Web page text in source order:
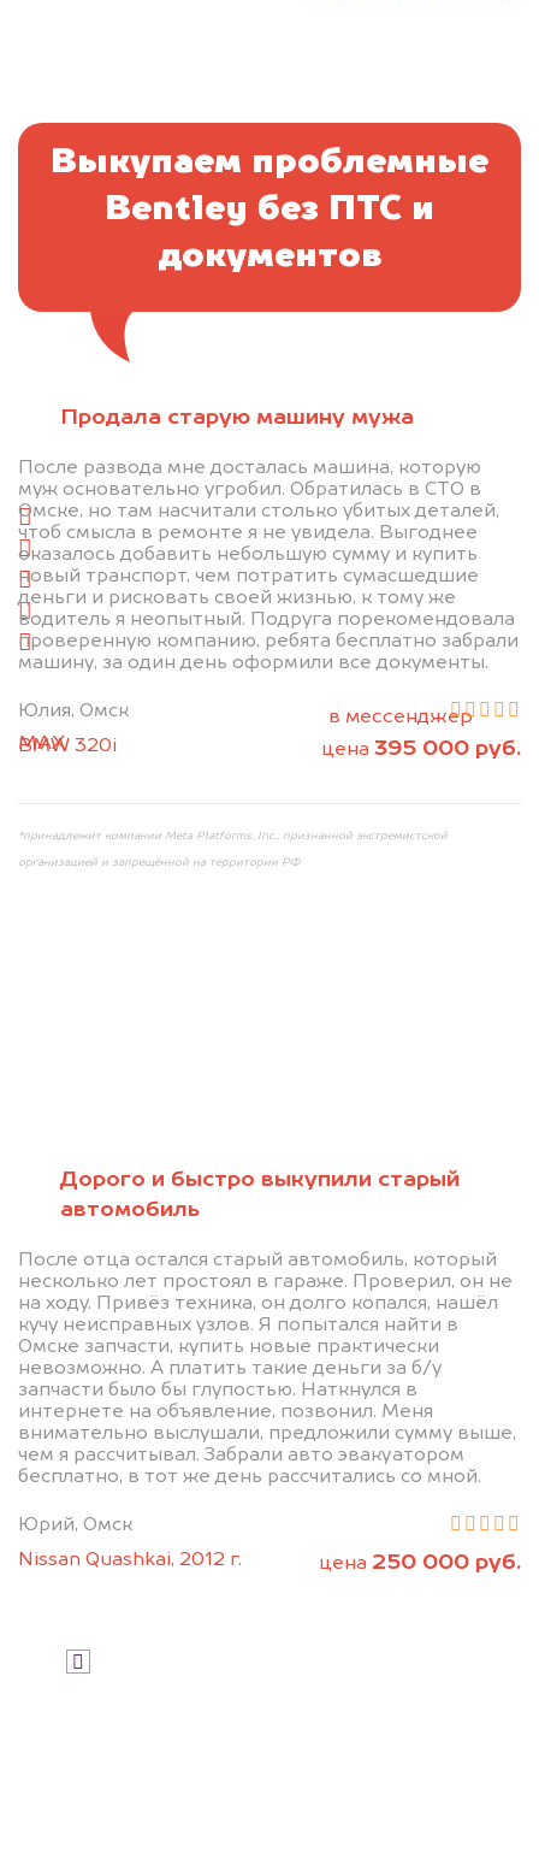
Продала старую машину мужа
После развода мне досталась машина, которую
муж основательно угробил. Обратилась в СТО в
Омске, но там насчитали столько убитых деталей,
чтоб смысла в ремонте я не увидела. Выгоднее
оказалось добавить небольшую сумму и купить
новый транспорт, чем потратить сумасшедшие
деньги и рисковать своей жизнью, к тому же
водитель я неопытный. Подруга порекомендовала
проверенную компанию, ребята бесплатно забрали
машину, за один день оформили все документы.
Юлия, Омск
BMW 320i
цена 395 000 руб.
Дорого и быстро выкупили старый
автомобиль
После отца остался старый автомобиль, который
несколько лет простоял в гараже. Проверил, он не
на ходу. Привёз техника, он долго копался, нашёл
кучу неисправных узлов. Я попытался найти в
Омске запчасти, купить новые практически
невозможно. А платить такие деньги за б/у
запчасти было бы глупостью. Наткнулся в
интернете на объявление, позвонил. Меня
внимательно выслушали, предложили сумму выше,
чем я рассчитывал. Забрали авто эвакуатором
бесплатно, в тот же день рассчитались со мной.
Юрий, Омск
Nissan Quashkai, 2012 г.
цена 250 000 руб.
Выкупаем проблемные
Bentley без ПТС и
документов
минуту эксперт-оценщик назовёт сумму.
1. Сфотографируйте машину:
спереди
сзади
слева
справа
салон
+79584983298 по WhatsApp*, в мессенджер
MAXили на электронную почту
*принадлежит компании Meta Platforms, Inc., признанной экстремистской
организацией и запрещённой на территории РФ
БЕСПЛАТНО
автомобиля на разбор.
Мы купим ваше авто на 20.000 руб.
дороже, чем предлагают на
автоаукционах.